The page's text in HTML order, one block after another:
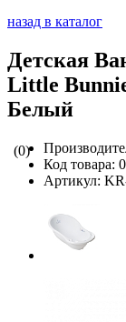
назад в каталог
Детская
Little
Белый
(0)
Код товара:
Артикул: